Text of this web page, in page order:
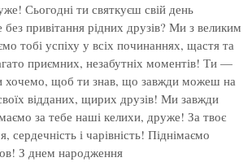
Сьогодні ти святкуєш свій день
привітання рідних друзів? Ми з великим
тобі успіху у всіх починаннях, щастя та
приємних, незабутніх моментів! Ти —
хочемо, щоб ти знав, що завжди можеш на
відданих, щирих друзів! Ми завжди
за тебе наші келихи, друже! За твоє
сердечність і чарівність! Піднімаємо
З днем народження